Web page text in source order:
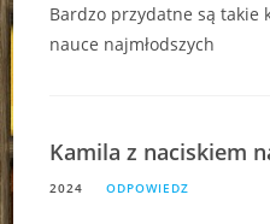
Bardzo przydatne są takie
nauce najmłodszych
Kamila z naciskiem
2024
ODPOWIEDZ